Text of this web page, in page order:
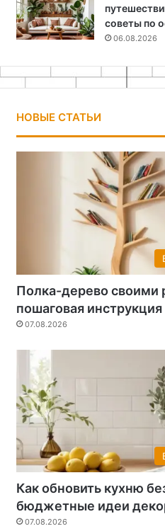
советы по
06.08.2026
НОВЫЕ СТАТЬИ
Полка-дерево своими
пошаговая инструкция
07.08.2026
Как обновить кухню
бюджетные идеи
07.08.2026